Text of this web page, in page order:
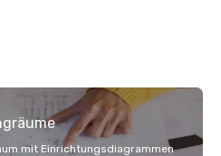
mit Einrichtungsdiagrammen